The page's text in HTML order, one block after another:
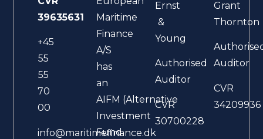
39635631
+45
55
55
70
00
info@maritimefinance.dk
Maritime
Finance
A/S
has
an
AIFM (Alternative
Investment
Fund
Ernst
&
Young
Authorised
Auditor
CVR
30700228
Grant
Thornton
Auditor
CVR
34209936